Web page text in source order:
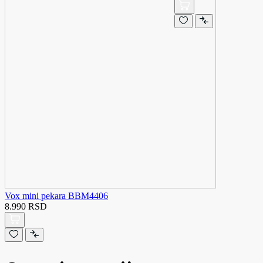
Vox mini pekara BBM4406
8.990 RSD